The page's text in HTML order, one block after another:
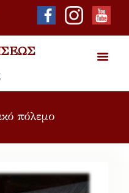
πόλεμο